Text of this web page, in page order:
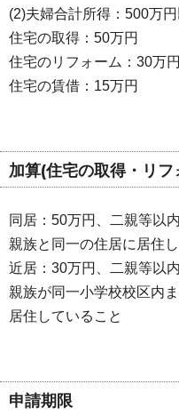
(2)夫婦合計所得：500万円
住宅の取得：50万円
住宅のリフォーム：30万円
住宅の賃借：15万円
加算(住宅の取得・リフ
同居：50万円、二親等以
親族と同一の住居に居住
近居：30万円、二親等以
親族が同一小学校校区内
居住していること
申請期限